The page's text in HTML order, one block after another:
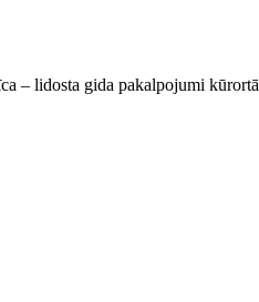
– lidosta gida pakalpojumi kūrortā